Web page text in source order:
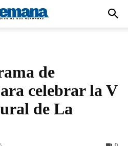
de
celebrar la V
de La